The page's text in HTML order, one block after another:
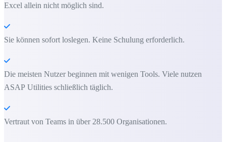
Excel allein nicht möglich sind.
Sie können sofort loslegen. Keine Schulung erforderlich.
Die meisten Nutzer beginnen mit wenigen Tools. Viele nutzen
ASAP Utilities schließlich täglich.
Vertraut von Teams in über 28.500 Organisationen.